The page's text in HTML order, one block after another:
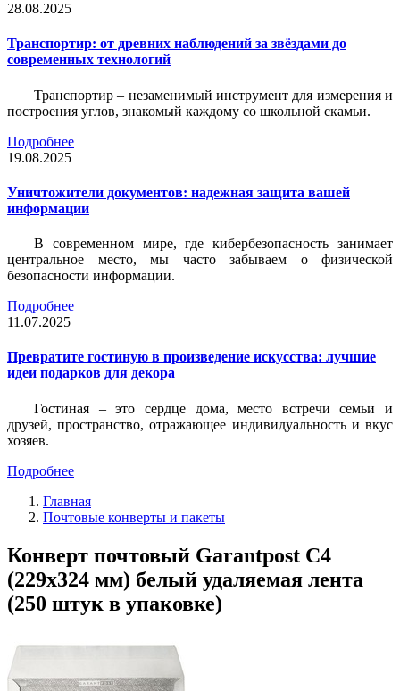
28.08.2025
Транспортир: от древних наблюдений за звёздами до
современных технологий
Транспортир – незаменимый инструмент для измерения и
построения углов, знакомый каждому со школьной скамьи.
Подробнее
19.08.2025
Уничтожители документов: надежная защита вашей
информации
В современном мире, где кибербезопасность занимает
центральное место, мы часто забываем о физической
безопасности информации.
Подробнее
11.07.2025
Превратите гостиную в произведение искусства: лучшие
идеи подарков для декора
Гостиная – это сердце дома, место встречи семьи и
друзей, пространство, отражающее индивидуальность и вкус
хозяев.
Подробнее
Главная
Почтовые конверты и пакеты
Конверт почтовый Garantpost C4
(229x324 мм) белый удаляемая лента
(250 штук в упаковке)